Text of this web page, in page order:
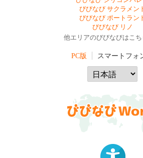
びびなび サクラメン
びびなび ポートラン
びびなび リノ
他エリアのびびなびはこち
PC版 スマートフォ